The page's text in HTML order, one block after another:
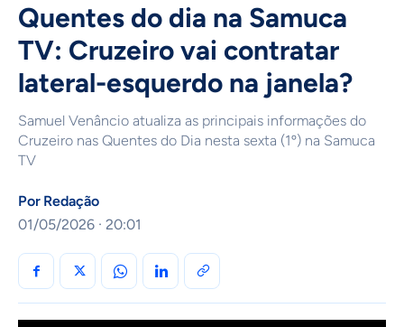
Quentes do dia na Samuca
TV: Cruzeiro vai contratar
lateral-esquerdo na janela?
Samuel Venâncio atualiza as principais informações do
Cruzeiro nas Quentes do Dia nesta sexta (1º) na Samuca
TV
Por Redação
01/05/2026 · 20:01